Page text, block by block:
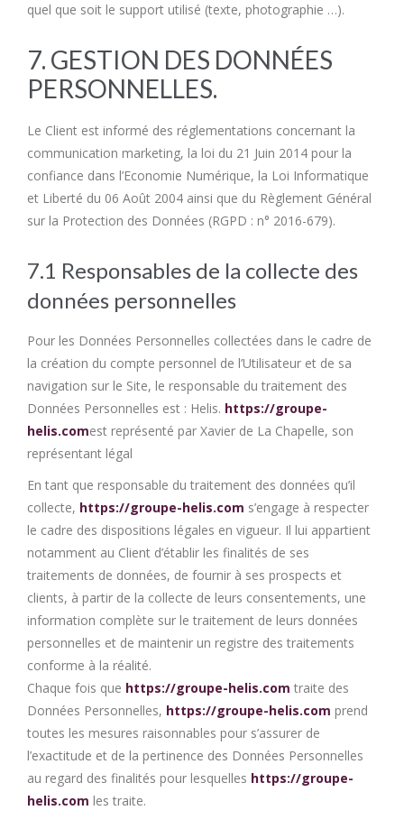
quel que soit le support utilisé (texte, photographie …).
7. GESTION DES DONNÉES
PERSONNELLES.
Le Client est informé des réglementations concernant la
communication marketing, la loi du 21 Juin 2014 pour la
confiance dans l’Economie Numérique, la Loi Informatique
et Liberté du 06 Août 2004 ainsi que du Règlement Général
sur la Protection des Données (RGPD : n° 2016-679).
7.1 Responsables de la collecte des
données personnelles
Pour les Données Personnelles collectées dans le cadre de
la création du compte personnel de l’Utilisateur et de sa
navigation sur le Site, le responsable du traitement des
Données Personnelles est : Helis. https://groupe-
helis.comest représenté par Xavier de La Chapelle, son
représentant légal
En tant que responsable du traitement des données qu’il
collecte, https://groupe-helis.com s’engage à respecter
le cadre des dispositions légales en vigueur. Il lui appartient
notamment au Client d’établir les finalités de ses
traitements de données, de fournir à ses prospects et
clients, à partir de la collecte de leurs consentements, une
information complète sur le traitement de leurs données
personnelles et de maintenir un registre des traitements
conforme à la réalité.
Chaque fois que https://groupe-helis.com traite des
Données Personnelles, https://groupe-helis.com prend
toutes les mesures raisonnables pour s’assurer de
l’exactitude et de la pertinence des Données Personnelles
au regard des finalités pour lesquelles https://groupe-
helis.com les traite.